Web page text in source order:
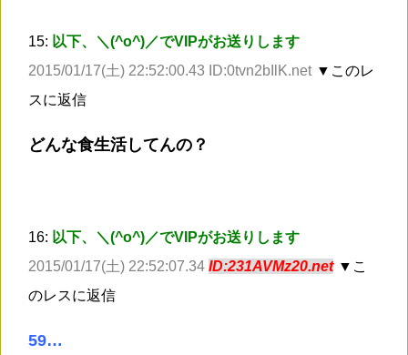
15: 以下、＼(^o^)／でVIPがお送りします
2015/01/17(土) 22:52:00.43 ID:0tvn2bIlK.net ▼このレ
スに返信
どんな食生活してんの？
16: 以下、＼(^o^)／でVIPがお送りします
2015/01/17(土) 22:52:07.34 ID:231AVMz20.net ▼こ
のレスに返信
59…